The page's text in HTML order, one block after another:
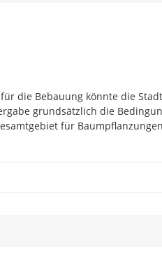
die Bebauung könnte die
grundsätzlich die
für